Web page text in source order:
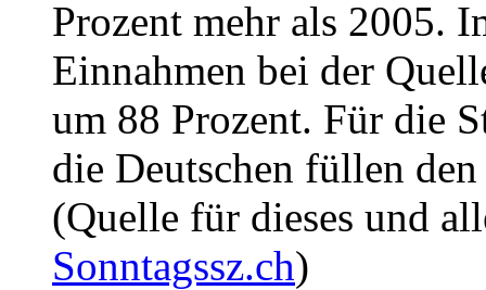
Prozent mehr als 2005.
Einnahmen bei der
um 88 Prozent. Für die
die Deutschen füllen
(Quelle für dieses und
Sonntagssz.ch)